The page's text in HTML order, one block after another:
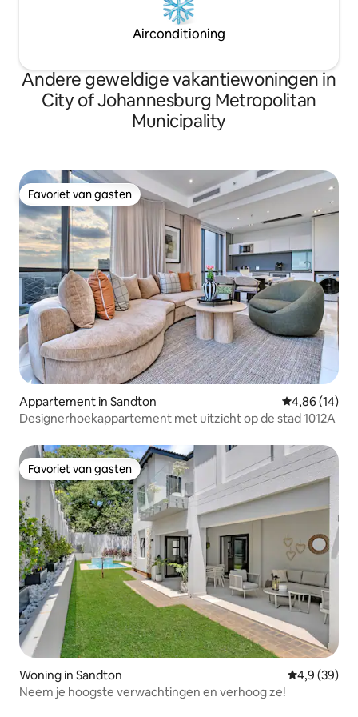
Airconditioning
Andere geweldige vakantiewoningen in
City of Johannesburg Metropolitan
Municipality
Favoriet van gasten
Favoriet van gasten
Appartement in Sandton Gemiddelde
4,86 (14)
Designerhoekappartement met uitzicht op de stad 1012A
Favoriet van gasten
Favoriet van gasten
Woning in Sandton Gemiddelde
4,9 (39)
Neem je hoogste verwachtingen en verhoog ze!